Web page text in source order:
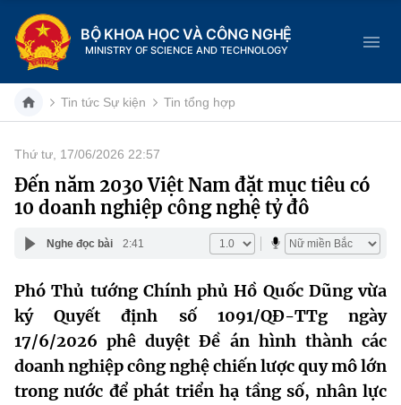
BỘ KHOA HỌC VÀ CÔNG NGHỆ
MINISTRY OF SCIENCE AND TECHNOLOGY
Danh mục
Trang chủ
Giới thiệu
Chức năng nhiệm vụ
Cơ cấu tổ chức
Lịch sử phát triển
Tin tức sự kiện
Khoa học và Công nghệ
Đổi mới sáng tạo
Dịch vụ công
Hệ thống văn bản
Tin tức Sự kiện Tin tổng hợp
Thứ tư, 17/06/2026 22:57
Đến năm 2030 Việt Nam đặt mục tiêu có
10 doanh nghiệp công nghệ tỷ đô
Nghe đọc bài 2:41
Phó Thủ tướng Chính phủ Hồ Quốc Dũng vừa
ký Quyết định số 1091/QĐ-TTg ngày
17/6/2026 phê duyệt Đề án hình thành các
doanh nghiệp công nghệ chiến lược quy mô lớn
trong nước để phát triển hạ tầng số, nhân lực